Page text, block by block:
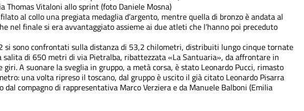
Thomas Vitaloni allo sprint (foto Daniele Mosna)
al collo una pregiata medaglia d’argento, mentre quella di bronzo è andata al
nel finale si era avvantaggiato assieme ai due atleti che l’hanno poi preceduto
si sono confrontati sulla distanza di 53,2 chilometri, distribuiti lungo cinque tornate
salita di 650 metri di via Pietralba, ribattezzata «La Santuaria», da affrontare in
A suonare la sveglia in gruppo, a metà corsa, è stato Leonardo Pucci, rimasto
una volta ripreso il toscano, dal gruppo è uscito il già citato Leonardo Pisarra
dal compagno di rappresentativa Marco Verziera e da Manuele Balboni (Emilia